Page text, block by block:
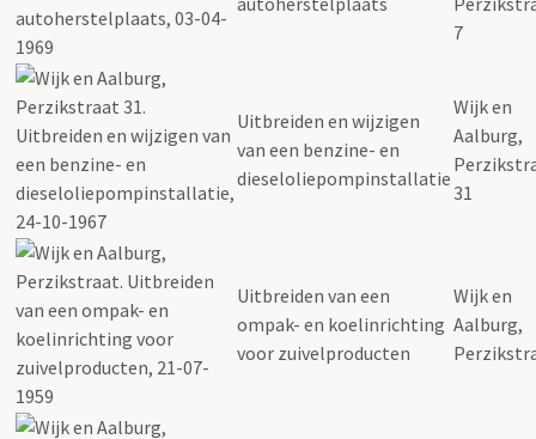
7
Uitbreiden en wijzigen
van een benzine- en
dieseloliepompinstallatie
Wijk en
Aalburg,
31
Uitbreiden van een
ompak- en koelinrichting
voor zuivelproducten
Wijk en
Aalburg,